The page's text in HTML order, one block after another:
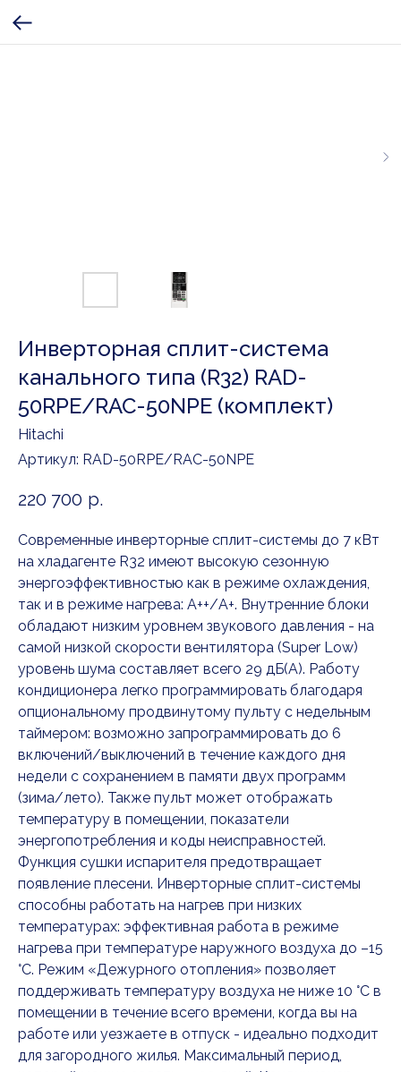
Инверторная сплит-система
канального типа (R32) RAD-
50RPE/RAC-50NPE (комплект)
Hitachi
Артикул: RAD-50RPE/RAC-50NPE
220 700 р.
Cовременные инверторные сплит-системы до 7 кВт
на хладагенте R32 имеют высокую сезонную
энергоэффективностью как в режиме охлаждения,
так и в режиме нагрева: А++/A+. Внутренние блоки
обладают низким уровнем звукового давления - на
самой низкой скорости вентилятора (Super Low)
уровень шума составляет всего 29 дБ(А). Работу
кондиционера легко программировать благодаря
опциональному продвинутому пульту с недельным
таймером: возможно запрограммировать до 6
включений/выключений в течение каждого дня
недели с сохранением в памяти двух программ
(зима/лето). Также пульт может отображать
температуру в помещении, показатели
энергопотребления и коды неисправностей.
Функция сушки испарителя предотвращает
появление плесени. Инверторные сплит-системы
способны работать на нагрев при низких
температурах: эффективная работа в режиме
нагрева при температуре наружного воздуха до –15
°C. Режим «Дежурного отопления» позволяет
поддерживать температуру воздуха не ниже 10 °C в
помещении в течение всего времени, когда вы на
работе или уезжаете в отпуск - идеально подходит
для загородного жилья. Максимальный период,